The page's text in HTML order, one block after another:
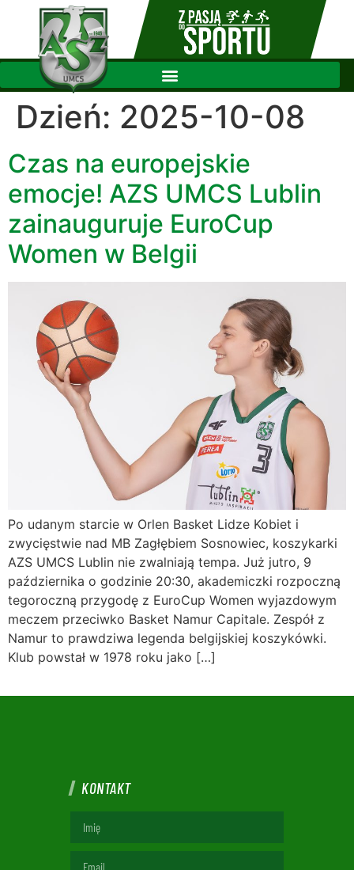
Dzień: 2025-10-08
Czas na europejskie
emocje! AZS UMCS Lublin
zainauguruje EuroCup
Women w Belgii
Po udanym starcie w Orlen Basket Lidze Kobiet i
zwycięstwie nad MB Zagłębiem Sosnowiec, koszykarki
AZS UMCS Lublin nie zwalniają tempa. Już jutro, 9
października o godzinie 20:30, akademiczki rozpoczną
tegoroczną przygodę z EuroCup Women wyjazdowym
meczem przeciwko Basket Namur Capitale. Zespół z
Namur to prawdziwa legenda belgijskiej koszykówki.
Klub powstał w 1978 roku jako […]
KONTAKT